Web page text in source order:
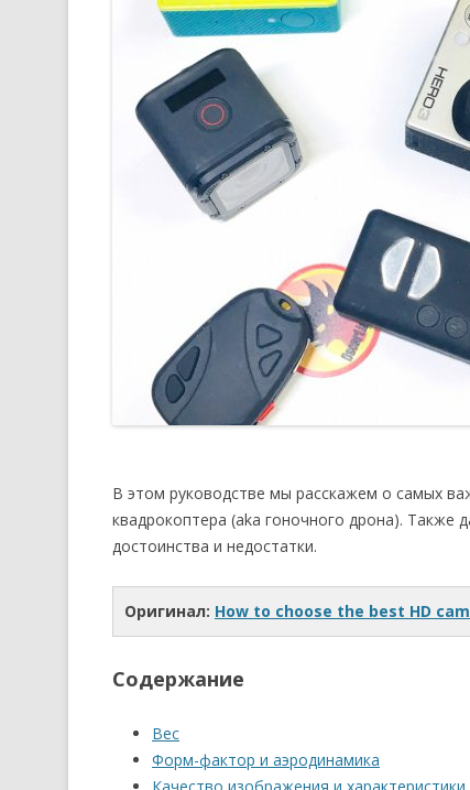
В этом руководстве мы расскажем о самых
квадрокоптера (aka гоночного дрона). Также
достоинства и недостатки.
Оригинал: How to choose the best HD
Содержание
Вес
Форм-фактор и аэродинамика